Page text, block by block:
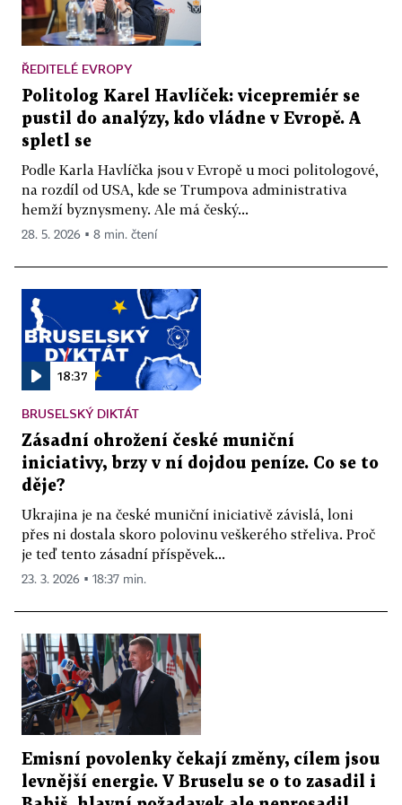
ŘEDITELÉ EVROPY
Politolog Karel Havlíček: vicepremiér se
pustil do analýzy, kdo vládne v Evropě. A
spletl se
Podle Karla Havlíčka jsou v Evropě u moci politologové,
na rozdíl od USA, kde se Trumpova administrativa
hemží byznysmeny. Ale má český...
28. 5. 2026 ▪ 8 min. čtení
18:37
BRUSELSKÝ DIKTÁT
Zásadní ohrožení české muniční
iniciativy, brzy v ní dojdou peníze. Co se to
děje?
Ukrajina je na české muniční iniciativě závislá, loni
přes ni dostala skoro polovinu veškerého střeliva. Proč
je teď tento zásadní příspěvek...
23. 3. 2026 ▪ 18:37 min.
Emisní povolenky čekají změny, cílem jsou
levnější energie. V Bruselu se o to zasadil i